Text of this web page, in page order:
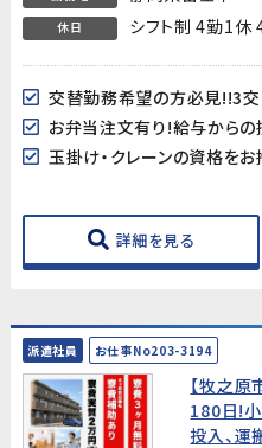
休日 シフト制 4勤1
交替勤務希望の方必見!!3
詳細を見る
派遣社員 お仕事No203-3194
【牧之
180日!小
投入、運